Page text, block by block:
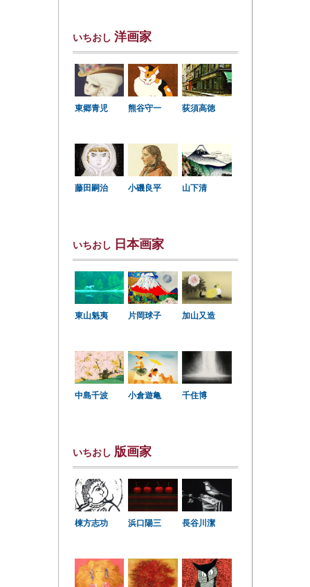
いちおし 洋画家
東郷青児 熊谷守一 荻須高徳
藤田嗣治 小磯良平 山下清
いちおし 日本画家
東山魁夷 片岡球子 加山又造
中島千波 小倉遊亀 千住博
いちおし 版画家
棟方志功 浜口陽三 長谷川潔